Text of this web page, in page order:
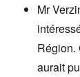
Mr
Région.
aurait